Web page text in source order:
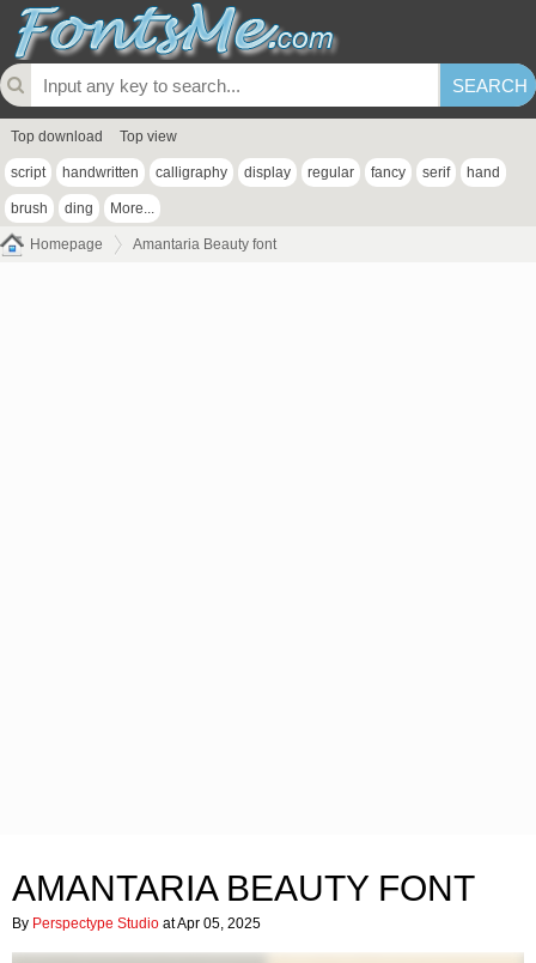
Top download Top view
script handwritten calligraphy display regular fancy serif hand
brush ding More...
Homepage Amantaria Beauty font
AMANTARIA BEAUTY FONT
By Perspectype Studio at Apr 05, 2025